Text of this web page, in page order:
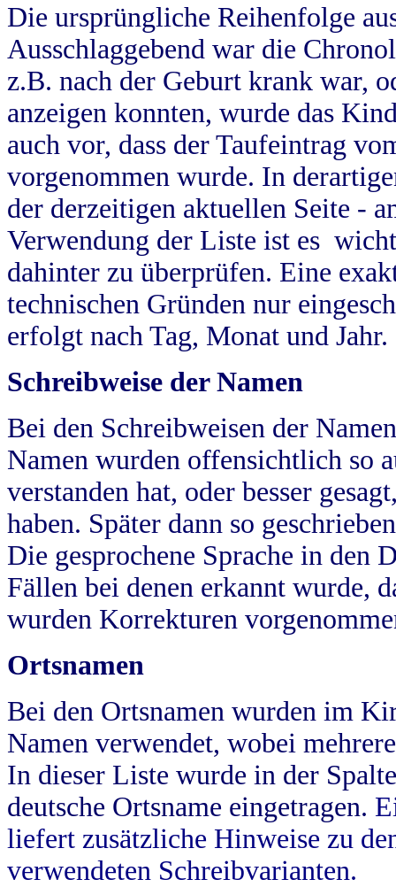
Die ursprüngliche Reihenfolge
Ausschlaggebend war die
z.B. nach der Geburt krank war,
anzeigen konnten, wurde das
auch vor, dass der Taufeintrag
vorgenommen wurde. In
der derzeitigen aktuellen Seite -
Verwendung der Liste ist es
dahinter zu überprüfen. Eine
technischen Gründen nur
erfolgt nach Tag, Monat und Jahr.
Schreibweise der Namen
Bei den Schreibweisen der
Namen wurden offensichtlich so
verstanden hat, oder besser
haben. Später dann so
Die gesprochene Sprache in
Fällen bei denen erkannt wurde,
wurden Korrekturen
Ortsnamen
Bei den Ortsnamen wurden im
Namen verwendet, wobei
In dieser Liste wurde in der
deutsche Ortsname eingetragen.
liefert zusätzliche Hinweise zu
verwendeten Schreibvarianten.